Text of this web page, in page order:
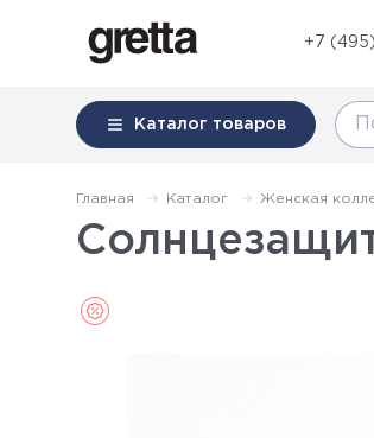
+7
Каталог товаров
Главная Каталог Женская